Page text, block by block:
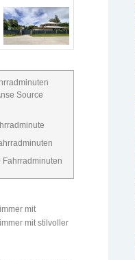
Source
Fahrradminuten
mit
mit stilvoller